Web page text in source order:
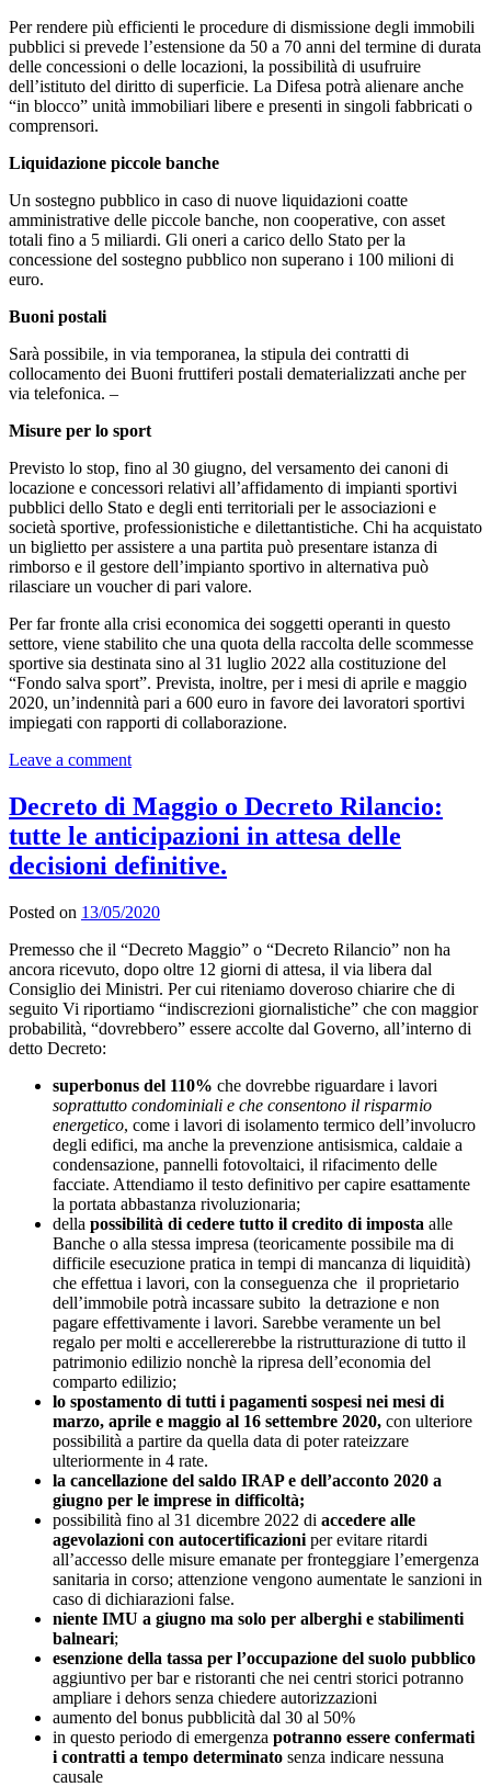
Per rendere più efficienti le procedure di dismissione degli immobili
pubblici si prevede l’estensione da 50 a 70 anni del termine di durata
delle concessioni o delle locazioni, la possibilità di usufruire
dell’istituto del diritto di superficie. La Difesa potrà alienare anche
“in blocco” unità immobiliari libere e presenti in singoli fabbricati o
comprensori.
Liquidazione piccole banche
Un sostegno pubblico in caso di nuove liquidazioni coatte
amministrative delle piccole banche, non cooperative, con asset
totali fino a 5 miliardi. Gli oneri a carico dello Stato per la
concessione del sostegno pubblico non superano i 100 milioni di
euro.
Buoni postali
Sarà possibile, in via temporanea, la stipula dei contratti di
collocamento dei Buoni fruttiferi postali dematerializzati anche per
via telefonica. –
Misure per lo sport
Previsto lo stop, fino al 30 giugno, del versamento dei canoni di
locazione e concessori relativi all’affidamento di impianti sportivi
pubblici dello Stato e degli enti territoriali per le associazioni e
società sportive, professionistiche e dilettantistiche. Chi ha acquistato
un biglietto per assistere a una partita può presentare istanza di
rimborso e il gestore dell’impianto sportivo in alternativa può
rilasciare un voucher di pari valore.
Per far fronte alla crisi economica dei soggetti operanti in questo
settore, viene stabilito che una quota della raccolta delle scommesse
sportive sia destinata sino al 31 luglio 2022 alla costituzione del
“Fondo salva sport”. Prevista, inoltre, per i mesi di aprile e maggio
2020, un’indennità pari a 600 euro in favore dei lavoratori sportivi
impiegati con rapporti di collaborazione.
Leave a comment
Decreto di Maggio o Decreto Rilancio:
tutte le anticipazioni in attesa delle
decisioni definitive.
Posted on 13/05/2020
Premesso che il “Decreto Maggio” o “Decreto Rilancio” non ha
ancora ricevuto, dopo oltre 12 giorni di attesa, il via libera dal
Consiglio dei Ministri. Per cui riteniamo doveroso chiarire che di
seguito Vi riportiamo “indiscrezioni giornalistiche” che con maggior
probabilità, “dovrebbero” essere accolte dal Governo, all’interno di
detto Decreto:
superbonus del 110% che dovrebbe riguardare i lavori
soprattutto condominiali e che consentono il risparmio
energetico, come i lavori di isolamento termico dell’involucro
degli edifici, ma anche la prevenzione antisismica, caldaie a
condensazione, pannelli fotovoltaici, il rifacimento delle
facciate. Attendiamo il testo definitivo per capire esattamente
la portata abbastanza rivoluzionaria;
della possibilità di cedere tutto il credito di imposta alle
Banche o alla stessa impresa (teoricamente possibile ma di
difficile esecuzione pratica in tempi di mancanza di liquidità)
che effettua i lavori, con la conseguenza che il proprietario
dell’immobile potrà incassare subito la detrazione e non
pagare effettivamente i lavori. Sarebbe veramente un bel
regalo per molti e accellererebbe la ristrutturazione di tutto il
patrimonio edilizio nonchè la ripresa dell’economia del
comparto edilizio;
lo spostamento di tutti i pagamenti sospesi nei mesi di
marzo, aprile e maggio al 16 settembre 2020, con ulteriore
possibilità a partire da quella data di poter rateizzare
ulteriormente in 4 rate.
la cancellazione del saldo IRAP e dell’acconto 2020 a
giugno per le imprese in difficoltà;
possibilità fino al 31 dicembre 2022 di accedere alle
agevolazioni con autocertificazioni per evitare ritardi
all’accesso delle misure emanate per fronteggiare l’emergenza
sanitaria in corso; attenzione vengono aumentate le sanzioni in
caso di dichiarazioni false.
niente IMU a giugno ma solo per alberghi e stabilimenti
balneari;
esenzione della tassa per l’occupazione del suolo pubblico
aggiuntivo per bar e ristoranti che nei centri storici potranno
ampliare i dehors senza chiedere autorizzazioni
aumento del bonus pubblicità dal 30 al 50%
in questo periodo di emergenza potranno essere confermati
i contratti a tempo determinato senza indicare nessuna
causale